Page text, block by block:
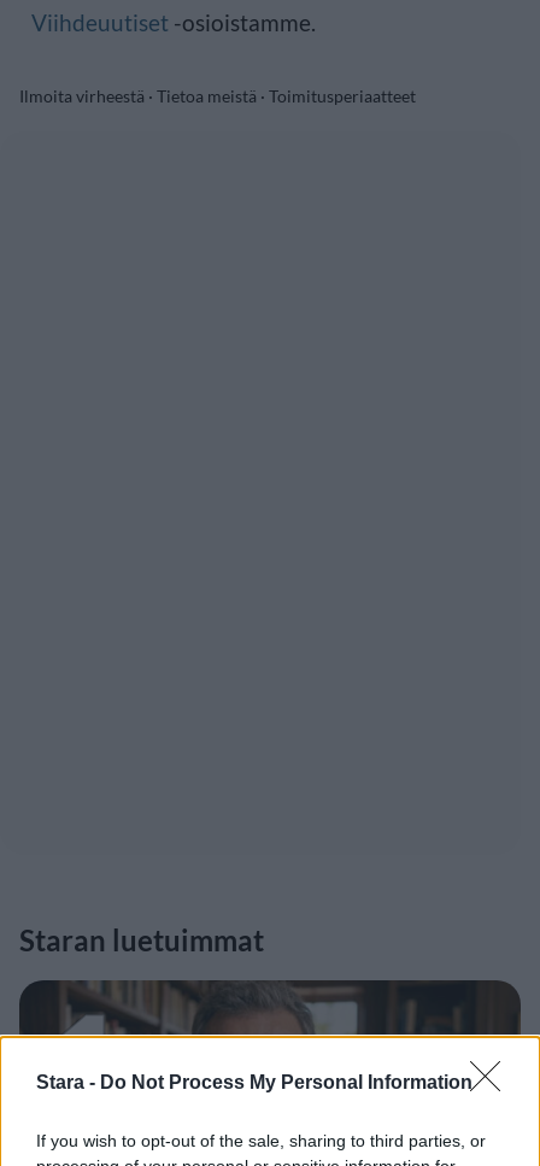
Stara - Do Not Process My Personal Information
If you wish to opt-out of the sale, sharing to third parties, or
Viihdeuutiset -osioistamme.
Ilmoita virheestä · Tietoa meistä · Toimitusperiaatteet
Staran luetuimmat
1